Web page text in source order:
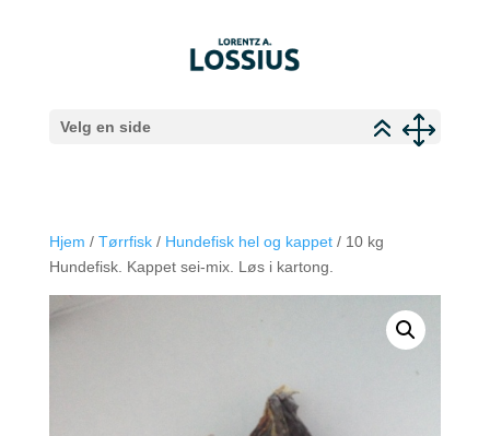
Velg en side
Hjem / Tørrfisk/ Hundefisk hel og kappet/ 10 kg
Hundefisk. Kappet sei-mix. Løs i kartong.